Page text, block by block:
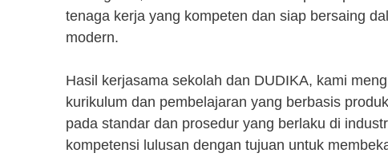
tenaga kerja yang kompeten dan siap bersaing
modern.
Hasil kerjasama sekolah dan DUDIKA, kami
kurikulum dan pembelajaran yang berbasis
pada standar dan prosedur yang berlaku di
kompetensi lulusan dengan tujuan untuk